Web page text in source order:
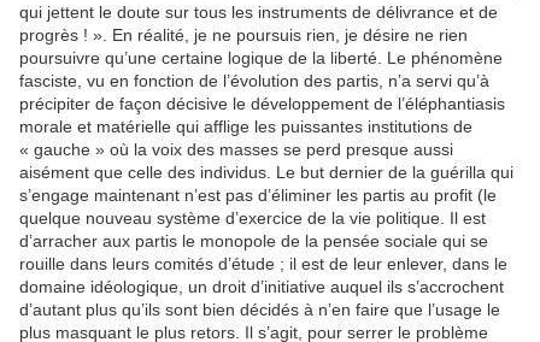
qui jettent le doute sur tous les instruments de délivrance et de
progrès ! ». En réalité, je ne poursuis rien, je désire ne rien
poursuivre qu’une certaine logique de la liberté. Le phénomène
fasciste, vu en fonction de l’évolution des partis, n’a servi qu’à
précipiter de façon décisive le développement de l’éléphantiasis
morale et matérielle qui afflige les puissantes institutions de
« gauche » où la voix des masses se perd presque aussi
aisément que celle des individus. Le but dernier de la guérilla qui
s’engage maintenant n’est pas d’éliminer les partis au profit (le
quelque nouveau système d’exercice de la vie politique. Il est
d’arracher aux partis le monopole de la pensée sociale qui se
rouille dans leurs comités d’étude ; il est de leur enlever, dans le
domaine idéologique, un droit d’initiative auquel ils s’accrochent
d’autant plus qu’ils sont bien décidés à n’en faire que l’usage le
plus masquant le plus retors. Il s’agit, pour serrer le problème